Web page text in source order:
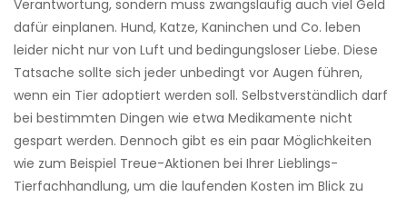
Verantwortung, sondern muss zwangsläufig auch viel Geld
dafür einplanen. Hund, Katze, Kaninchen und Co. leben
leider nicht nur von Luft und bedingungsloser Liebe. Diese
Tatsache sollte sich jeder unbedingt vor Augen führen,
wenn ein Tier adoptiert werden soll. Selbstverständlich darf
bei bestimmten Dingen wie etwa Medikamente nicht
gespart werden. Dennoch gibt es ein paar Möglichkeiten
wie zum Beispiel Treue-Aktionen bei Ihrer Lieblings-
Tierfachhandlung, um die laufenden Kosten im Blick zu